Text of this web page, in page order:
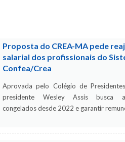
Proposta do CREA-MA pede
salarial dos profissionais do
Confea/Crea
Aprovada pelo Colégio de
presidente Wesley Assis busca
congelados desde 2022 e garantir